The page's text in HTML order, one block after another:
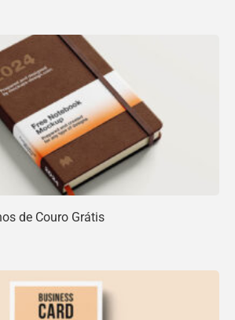
de Couro Grátis